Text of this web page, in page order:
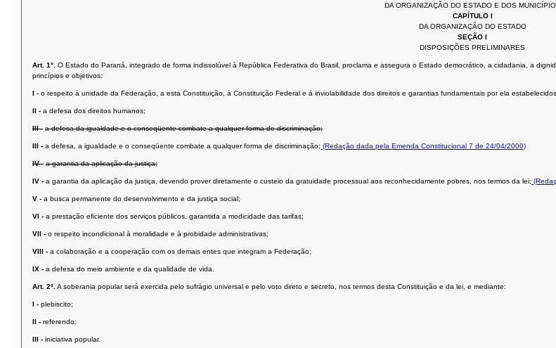
DA ORGANIZAÇÃO DO ESTADO E DOS
CAPÍTULO I
DA ORGANIZAÇÃO DO ESTADO
SEÇÃO I
DISPOSIÇÕES PRELIMINARES
Art. 1°. O Estado do Paraná, integrado de forma indissolúvel à República Federativa do Brasil, proclama e assegura o Estado democrático, a cidadania, a
princípios e objetivos:
I - o respeito à unidade da Federação, a esta Constituição, à Constituição Federal e à inviolabilidade dos direitos e garantias fundamentais por ela
II - a defesa dos direitos humanos;
III - a defesa da igualdade e o conseqüente combate a qualquer forma de discriminação;
III - a defesa, a igualdade e o conseqüente combate a qualquer forma de discriminação; (Redação dada pela Emenda Constitucional 7 de 24/04/2000)
IV - a garantia da aplicação da justiça;
IV - a garantia da aplicação da justiça, devendo prover diretamente o custeio da gratuidade processual aos reconhecidamente pobres, nos termos da lei;
V - a busca permanente do desenvolvimento e da justiça social;
VI - a prestação eﬁciente dos serviços públicos, garantida a modicidade das tarifas;
VII - o respeito incondicional à moralidade e à probidade administrativas;
VIII - a colaboração e a cooperação com os demais entes que integram a Federação;
IX - a defesa do meio ambiente e da qualidade de vida.
Art. 2º. A soberania popular será exercida pelo sufrágio universal e pelo voto direto e secreto, nos termos desta Constituição e da lei, e mediante:
I - plebiscito;
II - referendo;
III - iniciativa popular.